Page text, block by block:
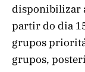
disponibilizar
partir do dia
grupos
grupos,